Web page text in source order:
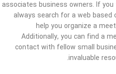
associates business owners. If
always search for a web
help you organize a
Additionally, you can find a
contact with fellow small
invaluable